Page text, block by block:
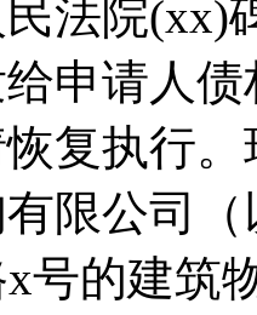
法院(xx)
申请人
复执行
限公司
号的建筑